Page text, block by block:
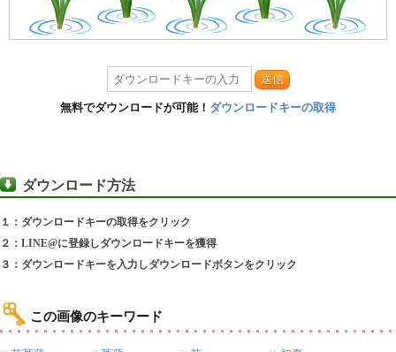
送信
無料でダウンロードが可能！ ダウンロードキーの取得
ダウンロード方法
１：ダウンロードキーの取得をクリック
２：LINE@に登録しダウンロードキーを獲得
３：ダウンロードキーを入力しダウンロードボタンをクリック
この画像のキーワード